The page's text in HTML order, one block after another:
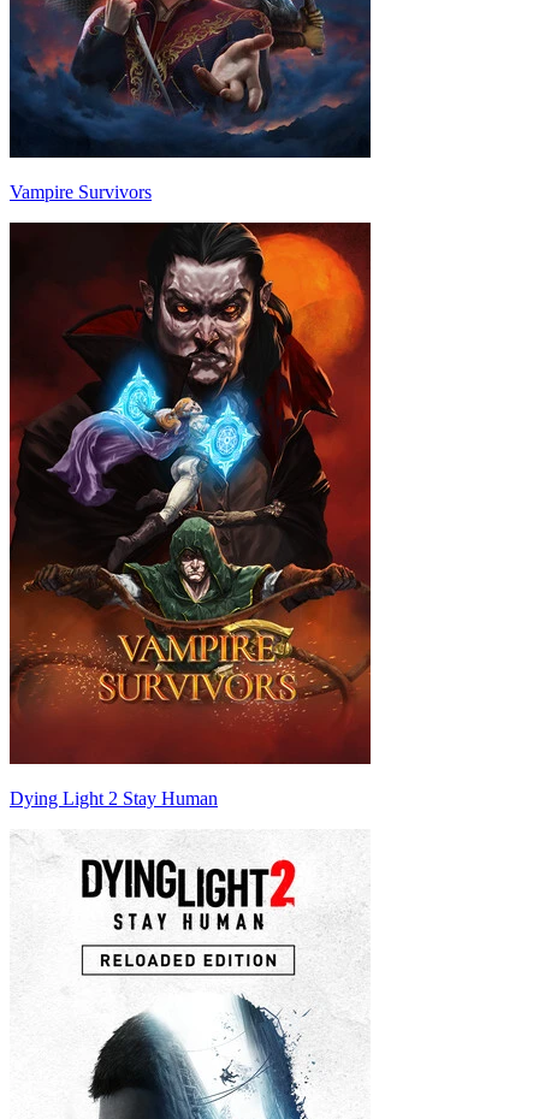
Vampire Survivors
Dying Light 2 Stay Human